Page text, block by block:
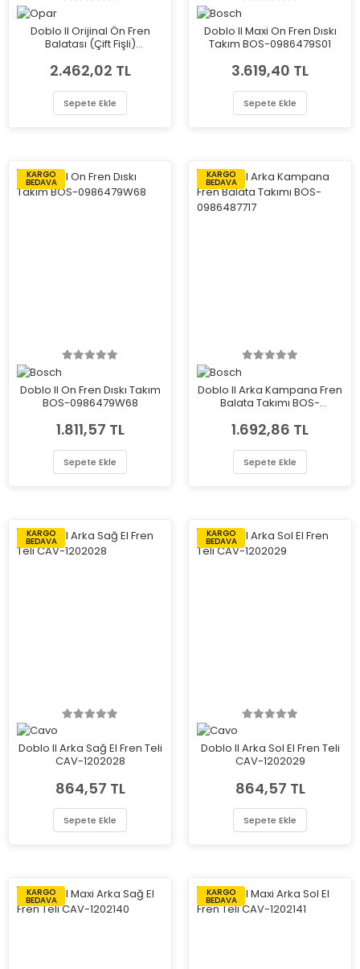
Doblo II Orijinal Ön Fren
Balatası (Çift Fişli)
2.462,02 TL
Sepete Ekle
Doblo II Maxi On Fren Dıskı
Takım BOS-0986479S01
3.619,40 TL
Sepete Ekle
KARGO
BEDAVA
Doblo II On Fren Dıskı Takım
BOS-0986479W68
1.811,57 TL
Sepete Ekle
KARGO
BEDAVA
Doblo II Arka Kampana Fren
Balata Takımı BOS-
1.692,86 TL
Sepete Ekle
KARGO
BEDAVA
Doblo II Arka Sağ El Fren Teli
CAV-1202028
864,57 TL
Sepete Ekle
KARGO
BEDAVA
Doblo II Arka Sol El Fren Teli
CAV-1202029
864,57 TL
Sepete Ekle
KARGO
BEDAVA
KARGO
BEDAVA